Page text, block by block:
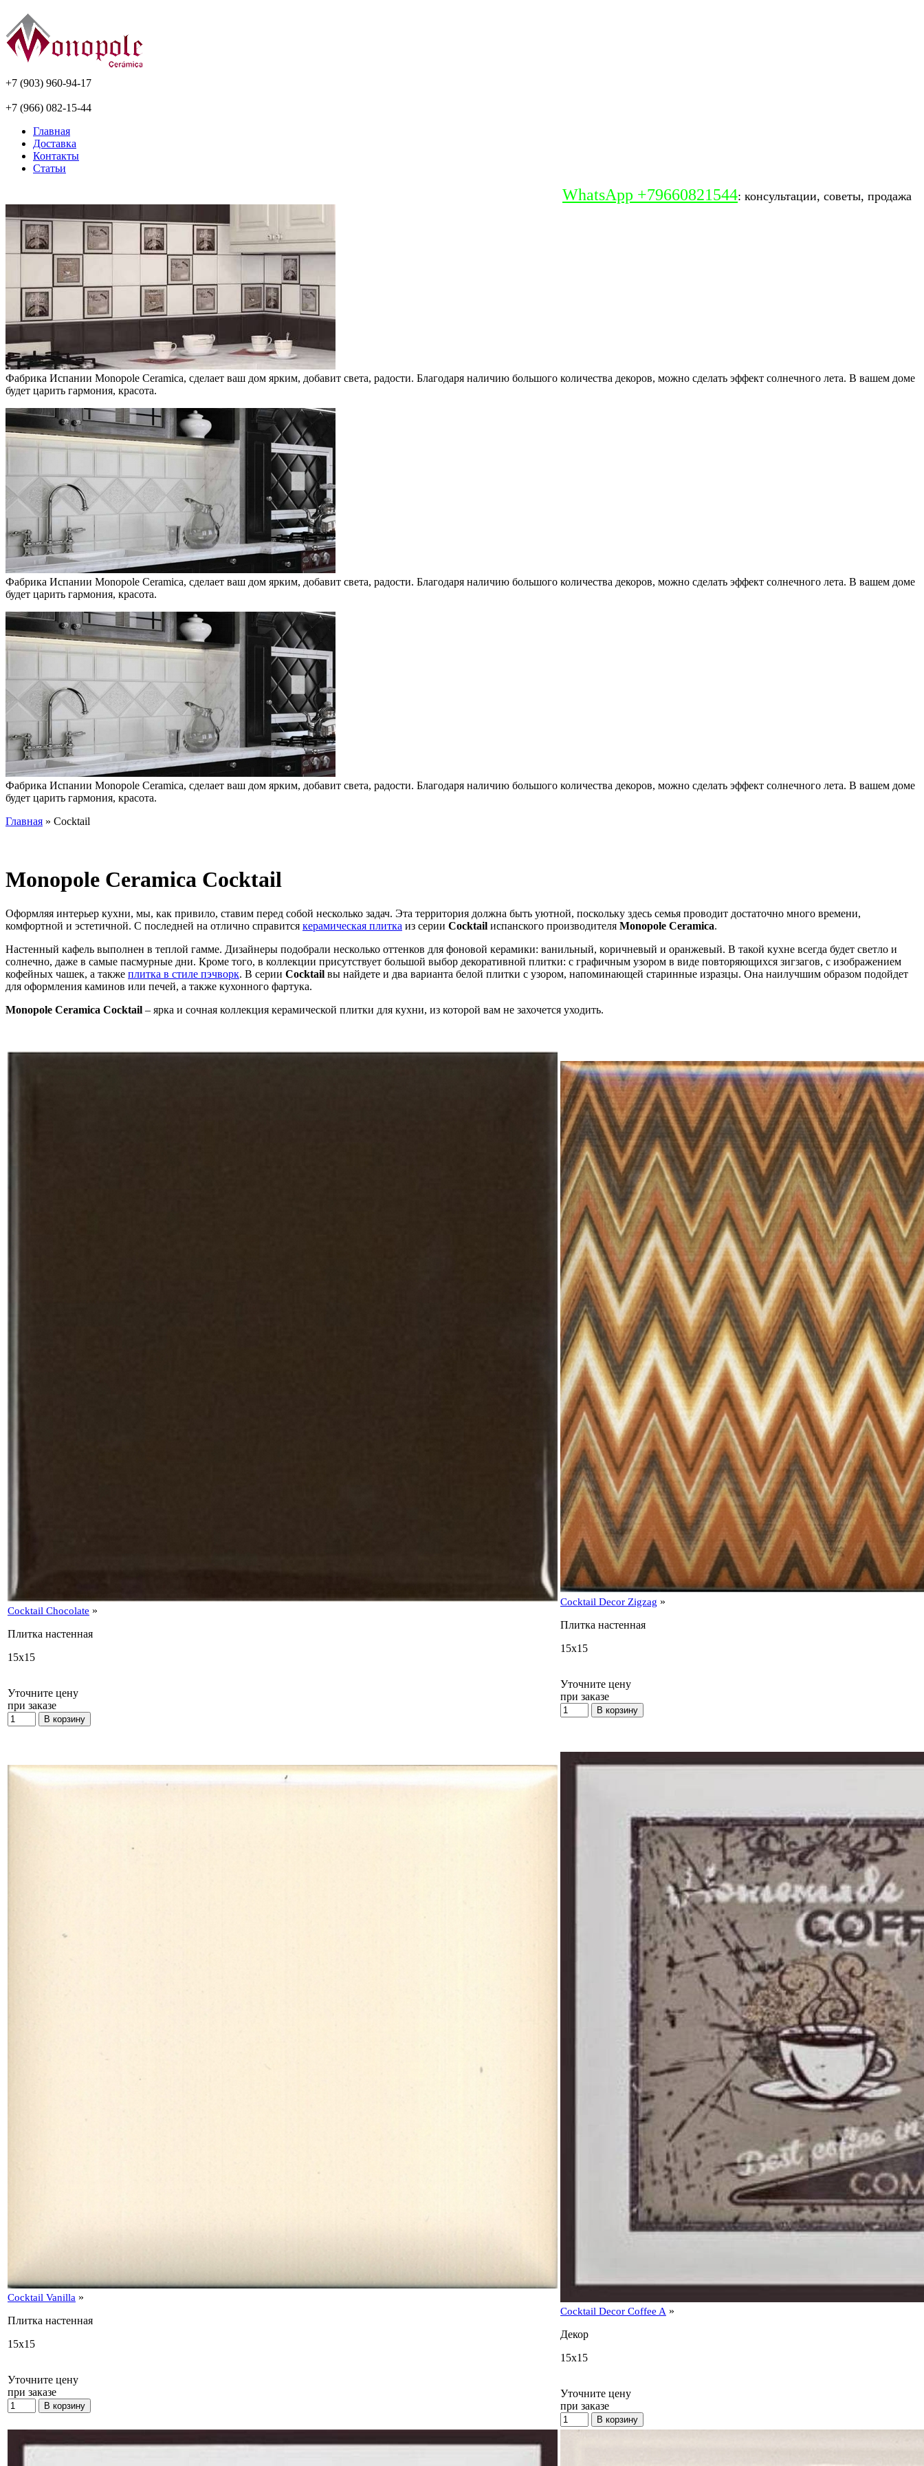
+7 (903) 960-94-17
+7 (966) 082-15-44
Главная
Доставка
Контакты
Статьи
WhatsApp +79660821544: консультации, советы, продажа
Фабрика Испании Monopole Ceramica, сделает ваш дом ярким, добавит света, радости. Благодаря наличию большого количества декоров, можно сделать эффект солнечного лета. В вашем доме
будет царить гармония, красота.
Фабрика Испании Monopole Ceramica, сделает ваш дом ярким, добавит света, радости. Благодаря наличию большого количества декоров, можно сделать эффект солнечного лета. В вашем доме
будет царить гармония, красота.
Фабрика Испании Monopole Ceramica, сделает ваш дом ярким, добавит света, радости. Благодаря наличию большого количества декоров, можно сделать эффект солнечного лета. В вашем доме
будет царить гармония, красота.
Главная » Cocktail
Monopole Ceramica Cocktail
Оформляя интерьер кухни, мы, как привило, ставим перед собой несколько задач. Эта территория должна быть уютной, поскольку здесь семья проводит достаточно много времени,
комфортной и эстетичной. С последней на отлично справится керамическая плитка из серии Cocktail испанского производителя Monopole Ceramica.
Настенный кафель выполнен в теплой гамме. Дизайнеры подобрали несколько оттенков для фоновой керамики: ванильный, коричневый и оранжевый. В такой кухне всегда будет светло и
солнечно, даже в самые пасмурные дни. Кроме того, в коллекции присутствует большой выбор декоративной плитки: с графичным узором в виде повторяющихся зигзагов, с изображением
кофейных чашек, а также плитка в стиле пэчворк. В серии Cocktail вы найдете и два варианта белой плитки с узором, напоминающей старинные изразцы. Она наилучшим образом подойдет
для оформления каминов или печей, а также кухонного фартука.
Monopole Ceramica Cocktail – ярка и сочная коллекция керамической плитки для кухни, из которой вам не захочется уходить.
Cocktail Chocolate »
Плитка настенная
15x15
Уточните цену
при заказе
Cocktail Decor Zigzag »
Плитка настенная
15x15
Уточните цену
при заказе
Cocktail Vanilla »
Плитка настенная
15x15
Уточните цену
при заказе
Cocktail Decor Coffee A »
Декор
15x15
Уточните цену
при заказе